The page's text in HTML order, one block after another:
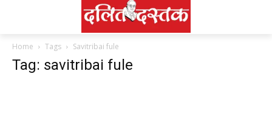
Home Tags Savitribai fule
Tag: savitribai fule